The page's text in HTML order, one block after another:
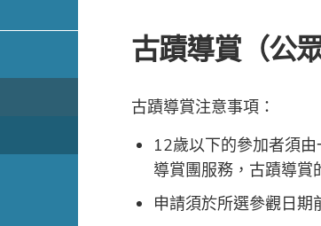
古蹟導賞（公眾
古蹟導賞注意事項：
12歲以下的參加者須
導賞團服務，古蹟導賞
申請須於所選參觀日期